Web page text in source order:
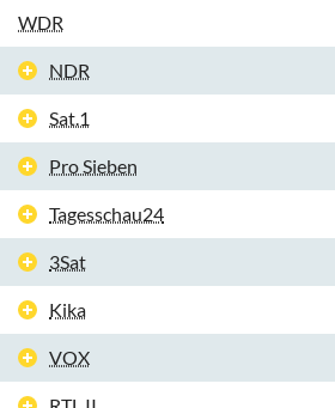
WDR
NDR
Sat.1
Pro Sieben
Tagesschau24
3Sat
Kika
VOX